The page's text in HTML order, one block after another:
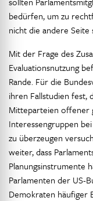
bedürfen, um zu
nicht die andere Seite
Mit der Frage des
Evaluationsnutzung
Rande. Für die
ihren Fallstudien fest,
Mitteparteien offener
Interessengruppen
zu überzeugen
weiter, dass
Planungsinstrumente
Parlamenten der US-
Demokraten häufiger